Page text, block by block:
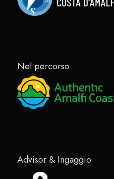
Nel percorso
Advisor & Ingaggio